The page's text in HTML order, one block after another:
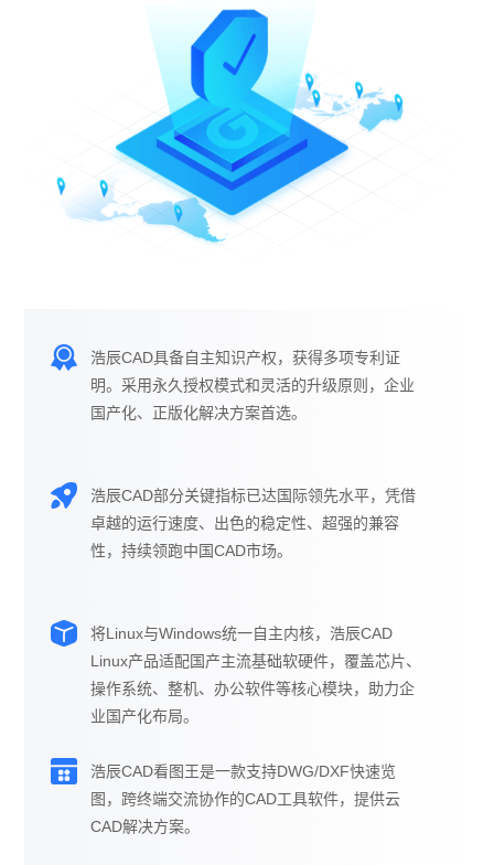
浩辰CAD具备自主知识产权，获得多项专利证
明。采用永久授权模式和灵活的升级原则，企业
国产化、正版化解决方案首选。
浩辰CAD部分关键指标已达国际领先水平，凭借
卓越的运行速度、出色的稳定性、超强的兼容
性，持续领跑中国CAD市场。
将Linux与Windows统一自主内核，浩辰CAD
Linux产品适配国产主流基础软硬件，覆盖芯片、
操作系统、整机、办公软件等核心模块，助力企
业国产化布局。
浩辰CAD看图王是一款支持DWG/DXF快速览
图，跨终端交流协作的CAD工具软件，提供云
CAD解决方案。